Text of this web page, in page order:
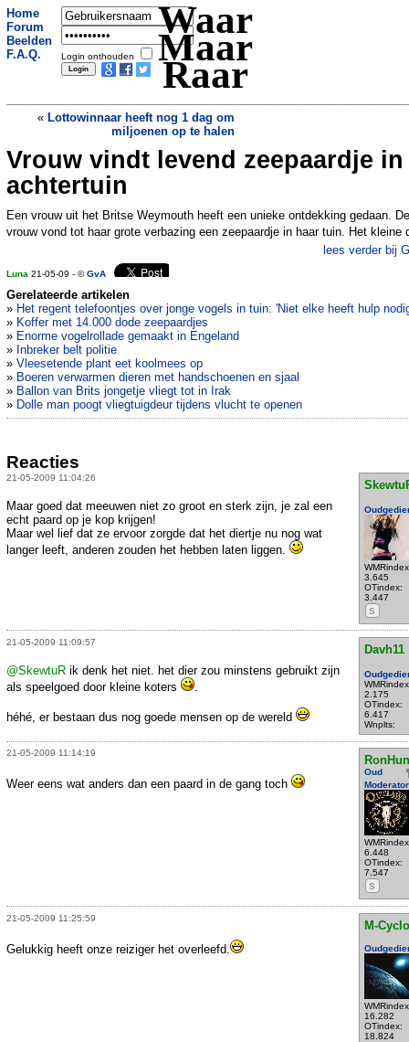
Home
Forum
Beelden
F.A.Q.
Login onthouden
Waar
Maar
Raar
« Lottowinnaar heeft nog 1 dag om
miljoenen op te halen
Video toont tiener die bevalt op
speelplaats»
Vrouw vindt levend zeepaardje in
achtertuin
Een vrouw uit het Britse Weymouth heeft een unieke ontdekking gedaan. De
vrouw vond tot haar grote verbazing een zeepaardje in haar tuin. Het kleine
lees verder bij
Luna 21-05-09 - ©GvA
Gerelateerde artikelen
» Het regent telefoontjes over jonge vogels in tuin: 'Niet elke heeft hulp
» Koffer met 14.000 dode zeepaardjes
» Enorme vogelrollade gemaakt in Engeland
» Inbreker belt politie
» Vleesetende plant eet koolmees op
» Boeren verwarmen dieren met handschoenen en sjaal
» Ballon van Brits jongetje vliegt tot in Irak
» Dolle man poogt vliegtuigdeur tijdens vlucht te openen
Reacties
21-05-2009 11:04:26
3.645
OTindex:
3.447
S
Maar goed dat meeuwen niet zo groot en sterk zijn, je zal een
echt paard op je kop krijgen!
Maar wel lief dat ze ervoor zorgde dat het diertje nu nog wat
langer leeft, anderen zouden het hebben laten liggen.
21-05-2009 11:09:57
Davh11
2.175
OTindex:
6.417
Wnplts:
@SkewtuR ik denk het niet. het dier zou minstens gebruikt zijn
als speelgoed door kleine koters
héhé, er bestaan dus nog goede mensen op de wereld
21-05-2009 11:14:19
Oud
Moderator
6.448
OTindex:
7.547
S
Weer eens wat anders dan een paard in de gang toch
21-05-2009 11:25:59
M-
16.282
OTindex:
18.824
Gelukkig heeft onze reiziger het overleefd.